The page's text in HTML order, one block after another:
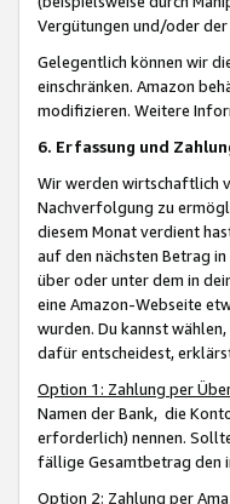
Vergütungen und/oder
Gelegentlich können wir
einschränken. Amazon
modifizieren. Weitere
6. Erfassung und
Wir werden wirtschaftlich
Nachverfolgung zu
diesem Monat verdient
auf den nächsten Betrag
über oder unter dem in
eine Amazon-Webseite
wurden. Du kannst
dafür entscheidest,
Option 1: Zahlung per
Namen der Bank, die
erforderlich) nennen.
fällige Gesamtbetrag den
Option 2: Zahlung per